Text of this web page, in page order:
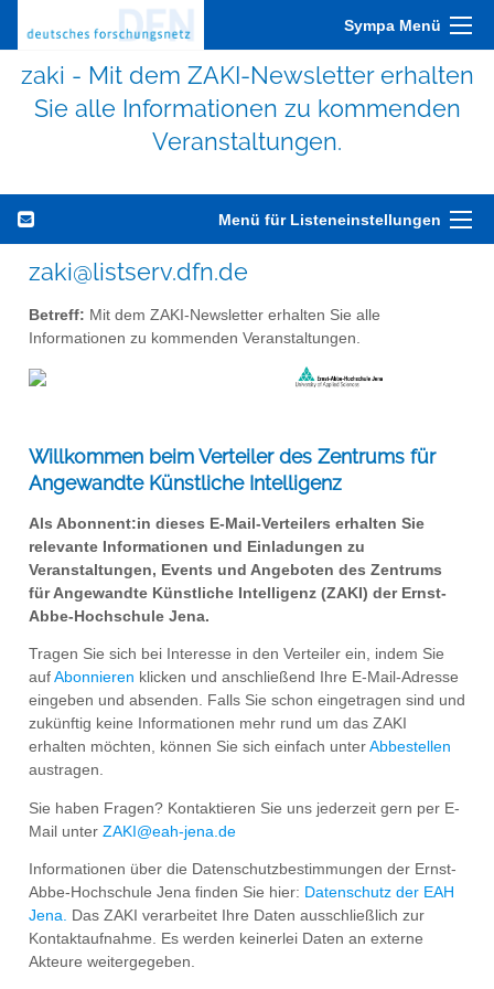
Sympa Menü
zaki - Mit dem ZAKI-Newsletter erhalten
Sie alle Informationen zu kommenden
Veranstaltungen.
Menü für Listeneinstellungen
zaki@listserv.dfn.de
Betreff: Mit dem ZAKI-Newsletter erhalten Sie alle
Informationen zu kommenden Veranstaltungen.
Willkommen beim Verteiler des Zentrums für
Angewandte Künstliche Intelligenz
Als Abonnent:in dieses E-Mail-Verteilers erhalten Sie
relevante Informationen und Einladungen zu
Veranstaltungen, Events und Angeboten des Zentrums
für Angewandte Künstliche Intelligenz (ZAKI) der Ernst-
Abbe-Hochschule Jena.
Tragen Sie sich bei Interesse in den Verteiler ein, indem Sie
auf Abonnieren klicken und anschließend Ihre E-Mail-Adresse
eingeben und absenden. Falls Sie schon eingetragen sind und
zukünftig keine Informationen mehr rund um das ZAKI
erhalten möchten, können Sie sich einfach unter Abbestellen
austragen.
Sie haben Fragen? Kontaktieren Sie uns jederzeit gern per E-
Mail unter ZAKI@eah-jena.de
Informationen über die Datenschutzbestimmungen der Ernst-
Abbe-Hochschule Jena finden Sie hier: Datenschutz der EAH
Jena. Das ZAKI verarbeitet Ihre Daten ausschließlich zur
Kontaktaufnahme. Es werden keinerlei Daten an externe
Akteure weitergegeben.